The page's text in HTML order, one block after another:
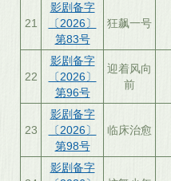
21
影剧备字
〔2026〕
第83号
狂飙一号
22
影剧备字
〔2026〕
第96号
迎着风向
前
23
影剧备字
〔2026〕
第98号
临床治愈
影剧备字